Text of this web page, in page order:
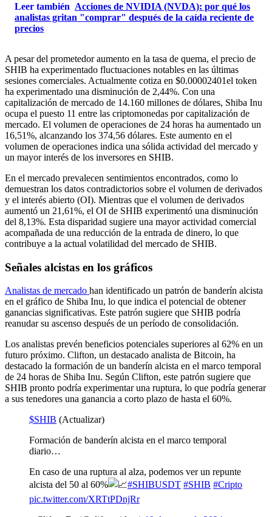
Leer también Acciones de NVIDIA (NVDA): por qué los
analistas gritan "comprar" después de la caída reciente de
precios
A pesar del prometedor aumento en la tasa de quema, el precio de
SHIB ha experimentado fluctuaciones notables en las últimas
sesiones comerciales. Actualmente cotiza en $0.00002401el token
ha experimentado una disminución de 2,44%. Con una
capitalización de mercado de 14.160 millones de dólares, Shiba Inu
ocupa el puesto 11 entre las criptomonedas por capitalización de
mercado. El volumen de operaciones de 24 horas ha aumentado un
16,51%, alcanzando los 374,56 dólares. Este aumento en el
volumen de operaciones indica una sólida actividad del mercado y
un mayor interés de los inversores en SHIB.
En el mercado prevalecen sentimientos encontrados, como lo
demuestran los datos contradictorios sobre el volumen de derivados
y el interés abierto (OI). Mientras que el volumen de derivados
aumentó un 21,61%, el OI de SHIB experimentó una disminución
del 8,13%. Esta disparidad sugiere una mayor actividad comercial
acompañada de una reducción de la entrada de dinero, lo que
contribuye a la actual volatilidad del mercado de SHIB.
Señales alcistas en los gráficos
Analistas de mercado han identificado un patrón de banderín alcista
en el gráfico de Shiba Inu, lo que indica el potencial de obtener
ganancias significativas. Este patrón sugiere que SHIB podría
reanudar su ascenso después de un período de consolidación.
Los analistas prevén beneficios potenciales superiores al 62% en un
futuro próximo. Clifton, un destacado analista de Bitcoin, ha
destacado la formación de un banderín alcista en el marco temporal
de 24 horas de Shiba Inu. Según Clifton, este patrón sugiere que
SHIB pronto podría experimentar una ruptura, lo que podría generar
a sus tenedores una ganancia a corto plazo de hasta el 60%.
$SHIB (Actualizar)
Formación de banderín alcista en el marco temporal
diario…
En caso de una ruptura al alza, podemos ver un repunte
alcista del 50 al 60%
#SHIBUSDT #SHIB #Cripto
pic.twitter.com/XRTtPDnjRr